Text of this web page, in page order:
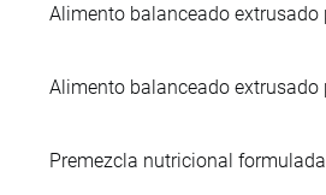
Alimento balanceado
Alimento balanceado
Premezcla nutricional